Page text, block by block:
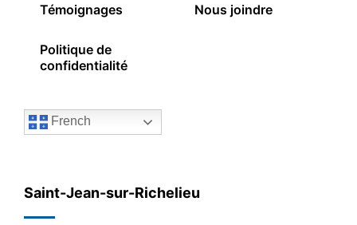
Témoignages
Nous joindre
Politique de
confidentialité
French
Saint-Jean-sur-Richelieu